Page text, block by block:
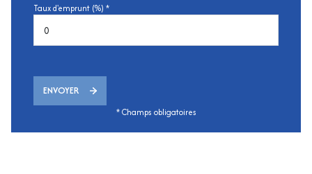
Taux d'emprunt (%) *
ENVOYER
* Champs obligatoires